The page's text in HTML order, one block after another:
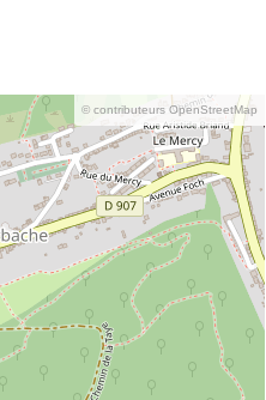
© contributeurs OpenStreetMap